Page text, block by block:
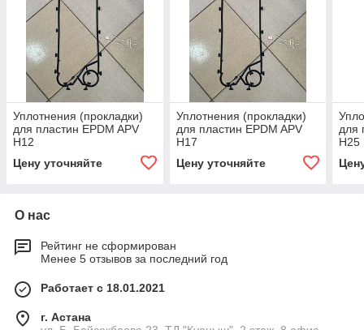
Уплотнения (прокладки)
для пластин EPDM APV
Н12
Цену уточняйте
Уплотнения (прокладки)
для пластин EPDM APV
Н17
Цену уточняйте
для
Н25
О нас
Рейтинг не сформирован
Менее 5 отзывов за последний год
Работает с 18.01.2021
г. Астана